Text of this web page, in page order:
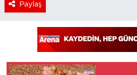
Paylaş